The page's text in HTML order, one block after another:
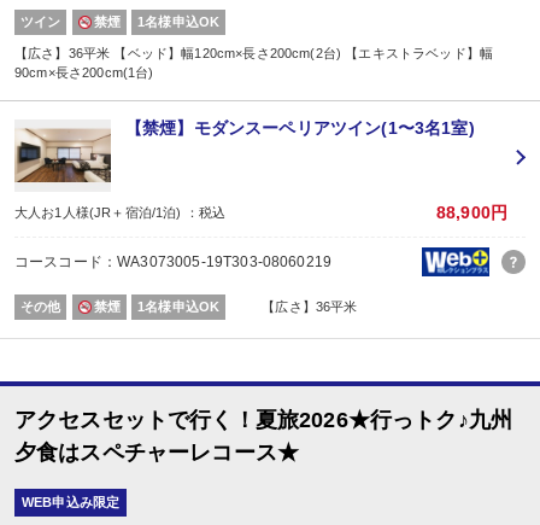
【2名1室でご利用の場合】おとな1名＋こども1名OK♪
■2名1室ご利用の場合、
おとな1名＋こども1名ご利用でも、お子様はこども代金でOK♪
※通常「おとな1名＋こども1名」で2名1室ご利用の場合、お子様はおとなと同
■夕食
レストラン
内容:
※食材アレルギーがある場合は、ご予約日の翌日以降にお客様ご自身で宿泊施
■朝食
内容:
洋定食
ツイン 禁煙 1名様申込OK
【広さ】36平米 【ベッド】幅120cm×長さ200cm(2台) 【エキストラベッド】幅
90cm×長さ200cm(1台)
【禁煙】モダンスーペリアツイン(1〜3名1室)
大人お1人様(JR＋宿泊/1泊) ：税込 88,900円
コースコード：WA3073005-19T303-08060219
その他 禁煙 1名様申込OK 【広さ】36平米
アクセスセットで行く！夏旅2026★行っトク♪九州
夕食はスペチャーレコース★
WEB申込み限定